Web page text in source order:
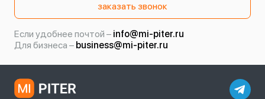
заказать звонок
Если удобнее почтой – info@mi-piter.ru
Для бизнеса – business@mi-piter.ru